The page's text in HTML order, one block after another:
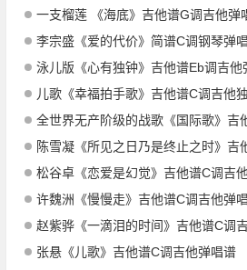
一支榴莲 《海底》吉他谱G调吉他弹
李宗盛《爱的代价》简谱C调钢琴弹
泳儿版《心有独钟》吉他谱Eb调吉他
儿歌《幸福拍手歌》吉他谱C调吉他
全世界无产阶级的战歌《国际歌》吉
陈雪凝《所见之日乃是终止之时》吉
松谷卓《恋爱是幻觉》吉他谱C调吉
许魏洲《慢慢走》吉他谱C调吉他弹
赵紫骅《一滴泪的时间》吉他谱C调
张悬《儿歌》吉他谱C调吉他弹唱谱